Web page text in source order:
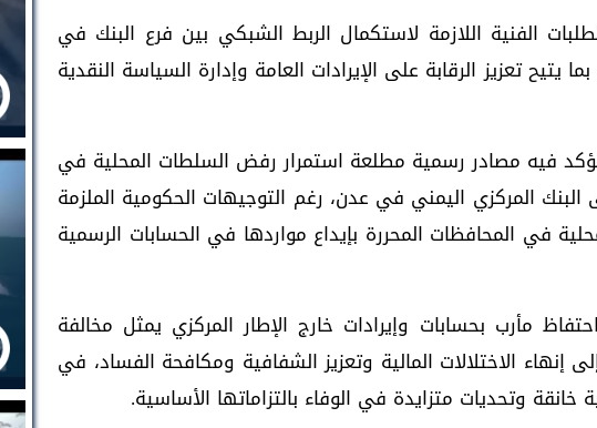
الفنية اللازمة لاستكمال الربط الشبكي بين فرع البنك في
يتيح تعزيز الرقابة على الإيرادات العامة وإدارة السياسة النقدية
فيه مصادر رسمية مطلعة استمرار رفض السلطات المحلية في
البنك المركزي اليمني في عدن، رغم التوجيهات الحكومية الملزمة
في المحافظات المحررة بإيداع مواردها في الحسابات الرسمية
مأرب بحسابات وإيرادات خارج الإطار المركزي يمثل مخالفة
إنهاء الاختلالات المالية وتعزيز الشفافية ومكافحة الفساد، في
وتحديات متزايدة في الوفاء بالتزاماتها الأساسية.